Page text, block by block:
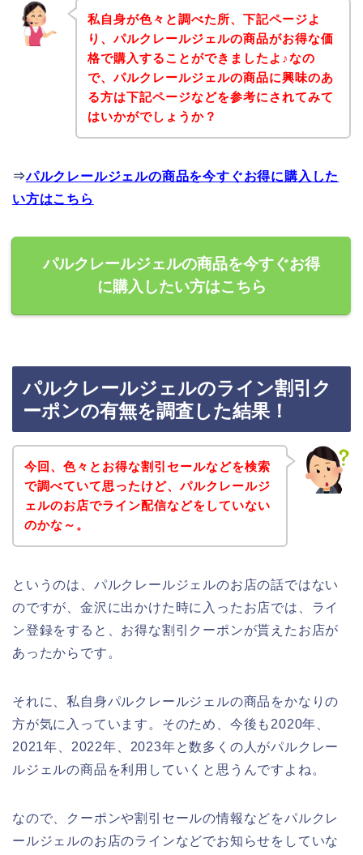
私自身が色々と調べた所、下記ページよ
り、パルクレールジェルの商品がお得な価
格で購入することができましたよ♪なの
で、パルクレールジェルの商品に興味のあ
る方は下記ページなどを参考にされてみて
はいかがでしょうか？
⇒パルクレールジェルの商品を今すぐお得に購入した
い方はこちら
パルクレールジェルの商品を今すぐお得
に購入したい方はこちら
パルクレールジェルのライン割引ク
ーポンの有無を調査した結果！
今回、色々とお得な割引セールなどを検索
で調べていて思ったけど、パルクレールジ
ェルのお店でライン配信などをしていない
のかな～。
というのは、パルクレールジェルのお店の話ではない
のですが、金沢に出かけた時に入ったお店では、ライ
ン登録をすると、お得な割引クーポンが貰えたお店が
あったからです。
それに、私自身パルクレールジェルの商品をかなりの
方が気に入っています。そのため、今後も2020年、
2021年、2022年、2023年と数多くの人がパルクレー
ルジェルの商品を利用していくと思うんですよね。
なので、クーポンや割引セールの情報などをパルクレ
ールジェルのお店のラインなどでお知らせをしていな